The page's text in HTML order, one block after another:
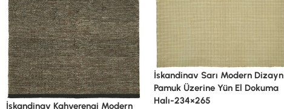
İskandinav Sarı Modern Dizayn
Pamuk Üzerine Yün El Dokuma
Halı-234×265
İskandinav Sarı Modern Dizayn
Pamuk Üzerine Yün El Dokuma
Halı-235×276